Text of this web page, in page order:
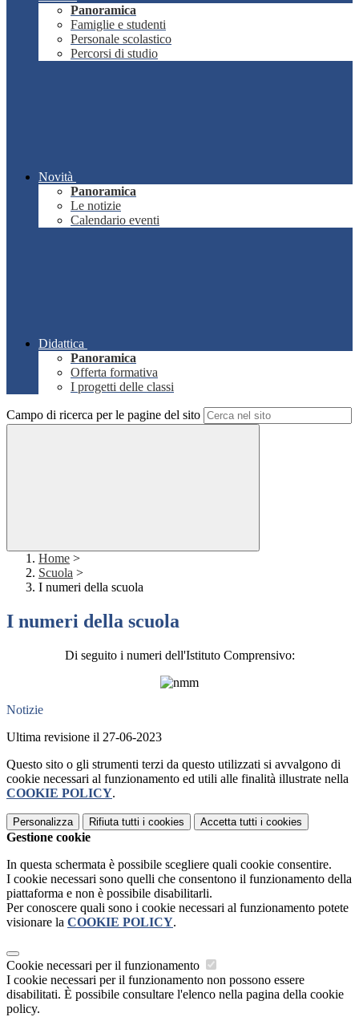
Panoramica
Famiglie e studenti
Personale scolastico
Percorsi di studio
Novità
Panoramica
Le notizie
Calendario eventi
Didattica
Panoramica
Offerta formativa
I progetti delle classi
Campo di ricerca per le pagine del sito
Home >
Scuola >
I numeri della scuola
I numeri della scuola
Di seguito i numeri dell'Istituto Comprensivo:
Notizie
Ultima revisione il 27-06-2023
Questo sito o gli strumenti terzi da questo utilizzati si avvalgono di
cookie necessari al funzionamento ed utili alle finalità illustrate nella
COOKIE POLICY.
Personalizza Rifiuta tutti i cookies Accetta tutti i cookies
Gestione cookie
In questa schermata è possibile scegliere quali cookie consentire.
I cookie necessari sono quelli che consentono il funzionamento della
piattaforma e non è possibile disabilitarli.
Per conoscere quali sono i cookie necessari al funzionamento potete
visionare la COOKIE POLICY.
Cookie necessari per il funzionamento
I cookie necessari per il funzionamento non possono essere
disabilitati. È possibile consultare l'elenco nella pagina della cookie
policy.